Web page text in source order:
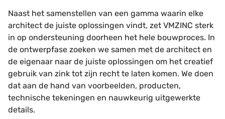
Naast het samenstellen van een gamma waarin elke
architect de juiste oplossingen vindt, zet VMZINC sterk
in op ondersteuning doorheen het hele bouwproces. In
de ontwerpfase zoeken we samen met de architect en
de eigenaar naar de juiste oplossingen om het creatief
gebruik van zink tot zijn recht te laten komen. We doen
dat aan de hand van voorbeelden, producten,
technische tekeningen en nauwkeurig uitgewerkte
details.